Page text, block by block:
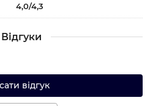
4,0/4,3
Відгуки
відгук